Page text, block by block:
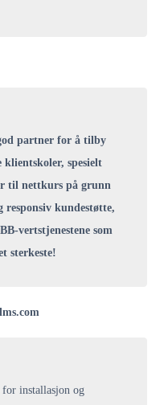
partner for å tilby
spesielt
til nettkurs på grunn
responsiv kundestøtte,
vertstjenestene som
sterkeste!
installasjon og